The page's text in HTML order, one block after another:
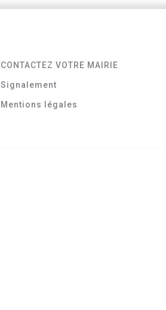
CONTACTEZ VOTRE MAIRIE
Signalement
Mentions légales